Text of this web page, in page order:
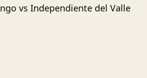
vs Independiente del Valle